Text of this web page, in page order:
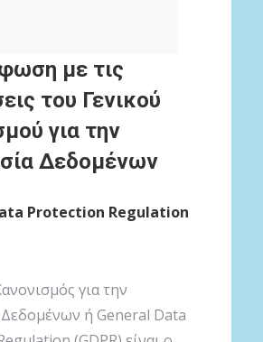
με τις
του Γενικού
για την
Δεδομένων
Protection Regulation
για την
ή General Data